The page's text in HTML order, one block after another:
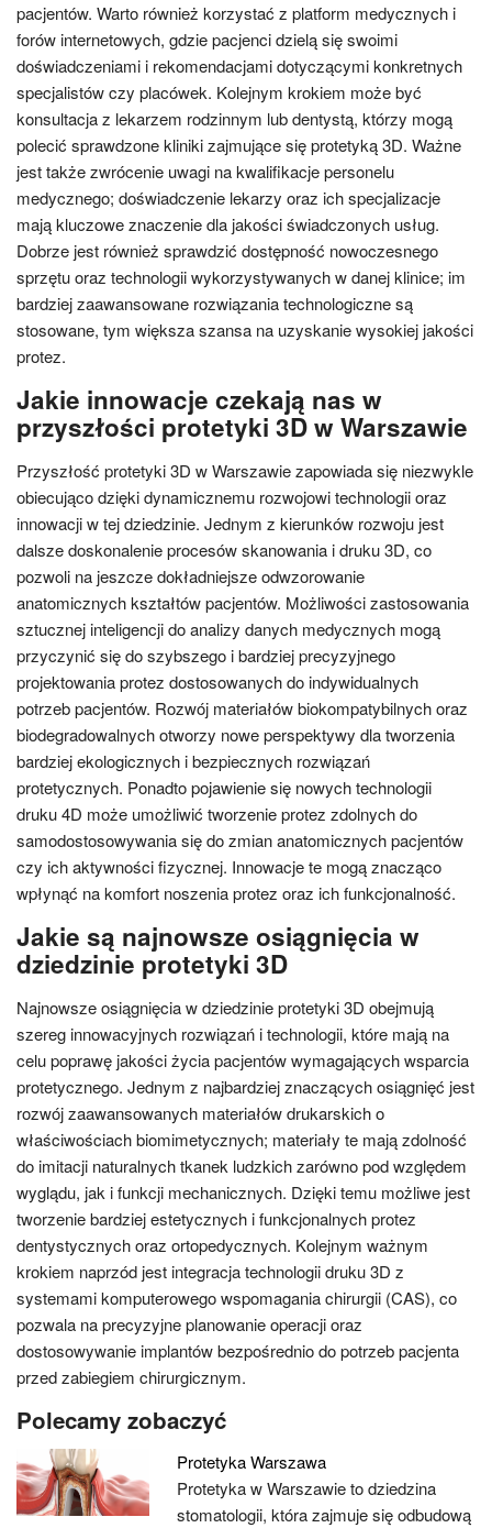
pacjentów. Warto również korzystać z platform medycznych i
forów internetowych, gdzie pacjenci dzielą się swoimi
doświadczeniami i rekomendacjami dotyczącymi konkretnych
specjalistów czy placówek. Kolejnym krokiem może być
konsultacja z lekarzem rodzinnym lub dentystą, którzy mogą
polecić sprawdzone kliniki zajmujące się protetyką 3D. Ważne
jest także zwrócenie uwagi na kwalifikacje personelu
medycznego; doświadczenie lekarzy oraz ich specjalizacje
mają kluczowe znaczenie dla jakości świadczonych usług.
Dobrze jest również sprawdzić dostępność nowoczesnego
sprzętu oraz technologii wykorzystywanych w danej klinice; im
bardziej zaawansowane rozwiązania technologiczne są
stosowane, tym większa szansa na uzyskanie wysokiej jakości
protez.
Jakie innowacje czekają nas w
przyszłości protetyki 3D w Warszawie
Przyszłość protetyki 3D w Warszawie zapowiada się niezwykle
obiecująco dzięki dynamicznemu rozwojowi technologii oraz
innowacji w tej dziedzinie. Jednym z kierunków rozwoju jest
dalsze doskonalenie procesów skanowania i druku 3D, co
pozwoli na jeszcze dokładniejsze odwzorowanie
anatomicznych kształtów pacjentów. Możliwości zastosowania
sztucznej inteligencji do analizy danych medycznych mogą
przyczynić się do szybszego i bardziej precyzyjnego
projektowania protez dostosowanych do indywidualnych
potrzeb pacjentów. Rozwój materiałów biokompatybilnych oraz
biodegradowalnych otworzy nowe perspektywy dla tworzenia
bardziej ekologicznych i bezpiecznych rozwiązań
protetycznych. Ponadto pojawienie się nowych technologii
druku 4D może umożliwić tworzenie protez zdolnych do
samodostosowywania się do zmian anatomicznych pacjentów
czy ich aktywności fizycznej. Innowacje te mogą znacząco
wpłynąć na komfort noszenia protez oraz ich funkcjonalność.
Jakie są najnowsze osiągnięcia w
dziedzinie protetyki 3D
Najnowsze osiągnięcia w dziedzinie protetyki 3D obejmują
szereg innowacyjnych rozwiązań i technologii, które mają na
celu poprawę jakości życia pacjentów wymagających wsparcia
protetycznego. Jednym z najbardziej znaczących osiągnięć jest
rozwój zaawansowanych materiałów drukarskich o
właściwościach biomimetycznych; materiały te mają zdolność
do imitacji naturalnych tkanek ludzkich zarówno pod względem
wyglądu, jak i funkcji mechanicznych. Dzięki temu możliwe jest
tworzenie bardziej estetycznych i funkcjonalnych protez
dentystycznych oraz ortopedycznych. Kolejnym ważnym
krokiem naprzód jest integracja technologii druku 3D z
systemami komputerowego wspomagania chirurgii (CAS), co
pozwala na precyzyjne planowanie operacji oraz
dostosowywanie implantów bezpośrednio do potrzeb pacjenta
przed zabiegiem chirurgicznym.
Polecamy zobaczyć
Protetyka Warszawa
Protetyka w Warszawie to dziedzina
stomatologii, która zajmuje się odbudową